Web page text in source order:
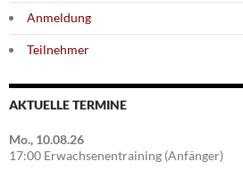
Anmeldung
Teilnehmer
AKTUELLE TERMINE
Mo., 10.08.26
17:00 Erwachsenentraining (Anfänger)